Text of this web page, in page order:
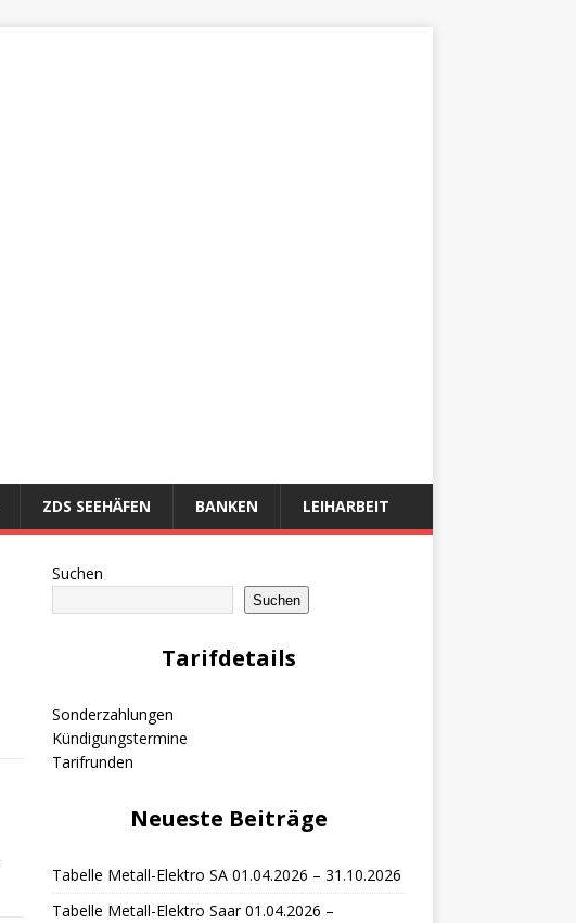
ZDS SEEHÄFEN BANKEN LEIHARBEIT
Suchen
Suchen
Tarifdetails
Sonderzahlungen
Kündigungstermine
Tarifrunden
Neueste Beiträge
Tabelle Metall-Elektro SA 01.04.2026 – 31.10.2026
Tabelle Metall-Elektro Saar 01.04.2026 –